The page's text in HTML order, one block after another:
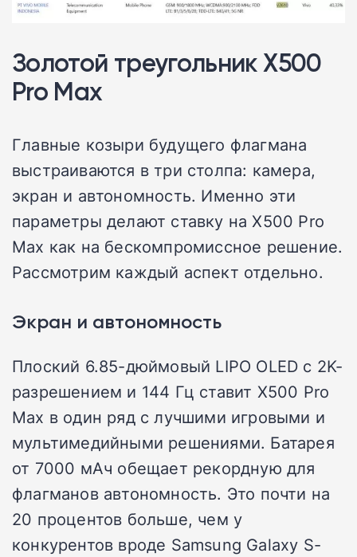
Золотой треугольник X500
Pro Max
Главные козыри будущего флагмана
выстраиваются в три столпа: камера,
экран и автономность. Именно эти
параметры делают ставку на X500 Pro
Max как на бескомпромиссное решение.
Рассмотрим каждый аспект отдельно.
Экран и автономность
Плоский 6.85-дюймовый LIPO OLED с 2K-
разрешением и 144 Гц ставит X500 Pro
Max в один ряд с лучшими игровыми и
мультимедийными решениями. Батарея
от 7000 мАч обещает рекордную для
флагманов автономность. Это почти на
20 процентов больше, чем у
конкурентов вроде Samsung Galaxy S-